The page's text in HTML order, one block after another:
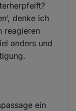
denke ich
reagieren
anders und
ein